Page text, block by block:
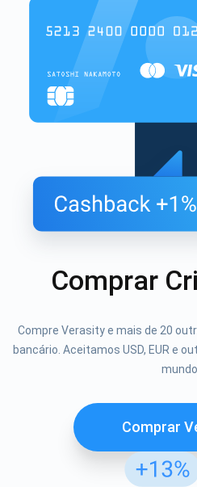
Comprar
Compre Verasity e mais de 20
bancário. Aceitamos USD, EUR e
Comprar